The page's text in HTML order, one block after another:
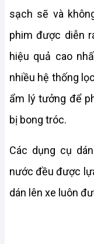
sạch sẽ và
phim được diễn
hiệu quả cao
nhiều hệ thống
ẩm lý tưởng để
bị bong tróc.
Các dụng cụ
nước đều được
dán lên xe luôn